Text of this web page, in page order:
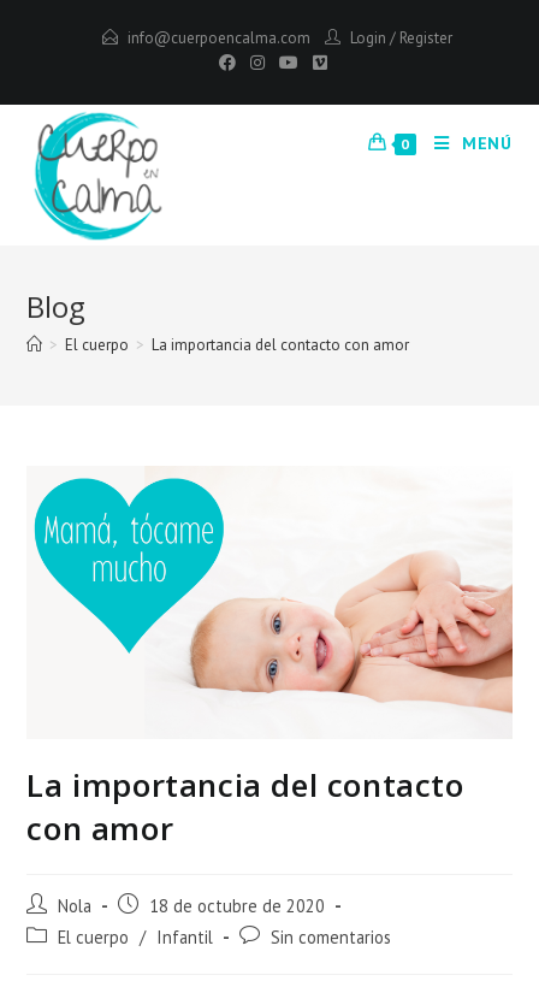
info@cuerpoencalma.com Login / Register
0 MENÚ
Blog
> El cuerpo > La importancia del contacto con amor
La importancia del contacto
con amor
Nola
18 de octubre de 2020
El cuerpo / Infantil Sin comentarios